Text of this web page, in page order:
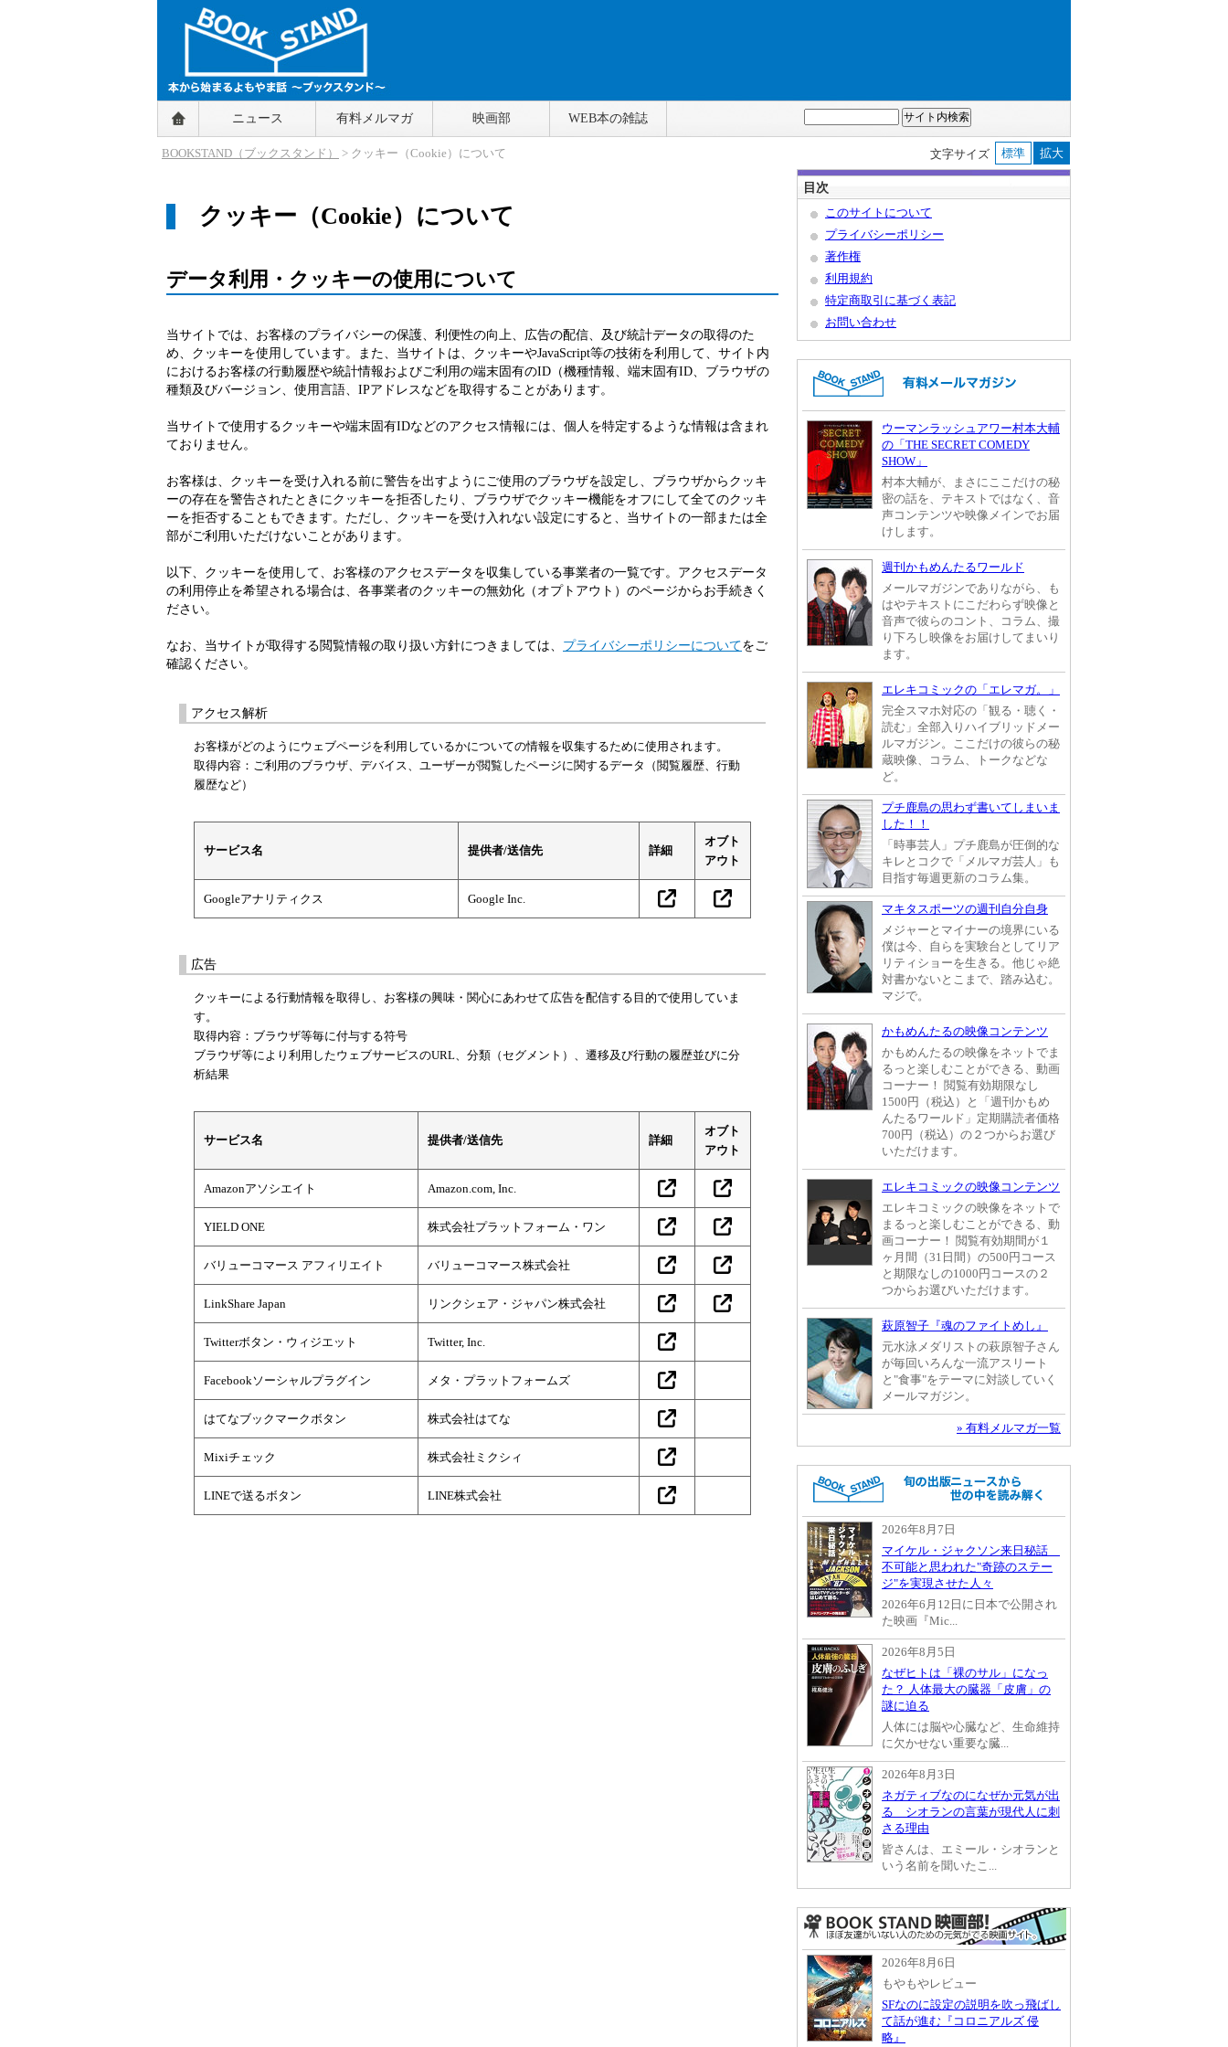
BOOKSTAND（ブックスタンド）
～本から始まるよもやま話～
BOOKSTAND（ブ
ニュース 有料メルマガ 映画部 WEB本の雑誌
文字サイズ 標準 拡大
BOOKSTAND（ブックスタンド） > クッキー（Cookie）について
クッキー（Cookie）について
データ利用・クッキーの使用について
当サイトでは、お客様のプライバシーの保護、利便性の向上、広告の配信、及び統計データの取得のた
め、クッキーを使用しています。また、当サイトは、クッキーやJavaScript等の技術を利用して、サイト内
におけるお客様の行動履歴や統計情報およびご利用の端末固有のID（機種情報、端末固有ID、ブラウザの
種類及びバージョン、使用言語、IPアドレスなどを取得することがあります。
当サイトで使用するクッキーや端末固有IDなどのアクセス情報には、個人を特定するような情報は含まれ
ておりません。
お客様は、クッキーを受け入れる前に警告を出すようにご使用のブラウザを設定し、ブラウザからクッキ
ーの存在を警告されたときにクッキーを拒否したり、ブラウザでクッキー機能をオフにして全てのクッキ
ーを拒否することもできます。ただし、クッキーを受け入れない設定にすると、当サイトの一部または全
部がご利用いただけないことがあります。
以下、クッキーを使用して、お客様のアクセスデータを収集している事業者の一覧です。アクセスデータ
の利用停止を希望される場合は、各事業者のクッキーの無効化（オプトアウト）のページからお手続きく
ださい。
なお、当サイトが取得する閲覧情報の取り扱い方針につきましては、 プライバシーポリシーについてをご
確認ください。
アクセス解析
お客様がどのようにウェブページを利用しているかについての情報を収集するために使用されます。
取得内容：ご利用のブラウザ、デバイス、ユーザーが閲覧したページに関するデータ（閲覧履歴、行動
履歴など）
サービス名 提供者/送信先 詳細
オブト
アウト
Googleアナリティクス Google Inc.
広告
クッキーによる行動情報を取得し、お客様の興味・関心にあわせて広告を配信する目的で使用していま
す。
取得内容：ブラウザ等毎に付与する符号
ブラウザ等により利用したウェブサービスのURL、分類（セグメント）、遷移及び行動の履歴並びに分
析結果
サービス名 提供者/送信先 詳細
オブト
アウト
Amazonアソシエイト Amazon.com, Inc.
YIELD ONE 株式会社プラットフォーム・ワン
バリューコマース アフィリエイト バリューコマース株式会社
LinkShare Japan リンクシェア・ジャパン株式会社
Twitterボタン・ウィジエット Twitter, Inc.
Facebookソーシャルプラグイン メタ・プラットフォームズ
はてなブックマークボタン 株式会社はてな
Mixiチェック 株式会社ミクシィ
LINEで送るボタン LINE株式会社
目次
このサイトについて
プライバシーポリシー
著作権
利用規約
特定商取引に基づく表記
お問い合わせ
ウーマンラッシュアワー村本大輔
の「THE SECRET COMEDY
SHOW」
村本大輔が、まさにここだけの秘
密の話を、テキストではなく、音
声コンテンツや映像メインでお届
けします。
週刊かもめんたるワールド
メールマガジンでありながら、も
はやテキストにこだわらず映像と
音声で彼らのコント、コラム、撮
り下ろし映像をお届けしてまいり
ます。
エレキコミックの「エレマガ。」
完全スマホ対応の「観る・聴く・
読む」全部入りハイブリッドメー
ルマガジン。ここだけの彼らの秘
蔵映像、コラム、トークなどな
ど。
プチ鹿島の思わず書いてしまいま
した！！
「時事芸人」プチ鹿島が圧倒的な
キレとコクで「メルマガ芸人」も
目指す毎週更新のコラム集。
マキタスポーツの週刊自分自身
メジャーとマイナーの境界にいる
僕は今、自らを実験台としてリア
リティショーを生きる。他じゃ絶
対書かないとこまで、踏み込む。
マジで。
かもめんたるの映像コンテンツ
かもめんたるの映像をネットでま
るっと楽しむことができる、動画
コーナー！ 閲覧有効期限なし
1500円（税込）と「週刊かもめ
んたるワールド」定期購読者価格
700円（税込）の２つからお選び
いただけます。
エレキコミックの映像コンテンツ
エレキコミックの映像をネットで
まるっと楽しむことができる、動
画コーナー！ 閲覧有効期間が１
ヶ月間（31日間）の500円コース
と期限なしの1000円コースの２
つからお選びいただけます。
萩原智子『魂のファイトめし』
元水泳メダリストの萩原智子さん
が毎回いろんな一流アスリート
と"食事"をテーマに対談していく
メールマガジン。
» 有料メルマガ一覧
2026年8月7日
マイケル・ジャクソン来日秘話
不可能と思われた"奇跡のステー
ジ"を実現させた人々
2026年6月12日に日本で公開され
た映画『Mic...
2026年8月5日
なぜヒトは「裸のサル」になっ
た？ 人体最大の臓器「皮膚」の
謎に迫る
人体には脳や心臓など、生命維持
に欠かせない重要な臓...
2026年8月3日
ネガティブなのになぜか元気が出
る シオランの言葉が現代人に刺
さる理由
皆さんは、エミール・シオランと
いう名前を聞いたこ...
2026年8月6日
もやもやレビュー
SFなのに設定の説明を吹っ飛ばし
て話が進む『コロニアルズ 侵
略』